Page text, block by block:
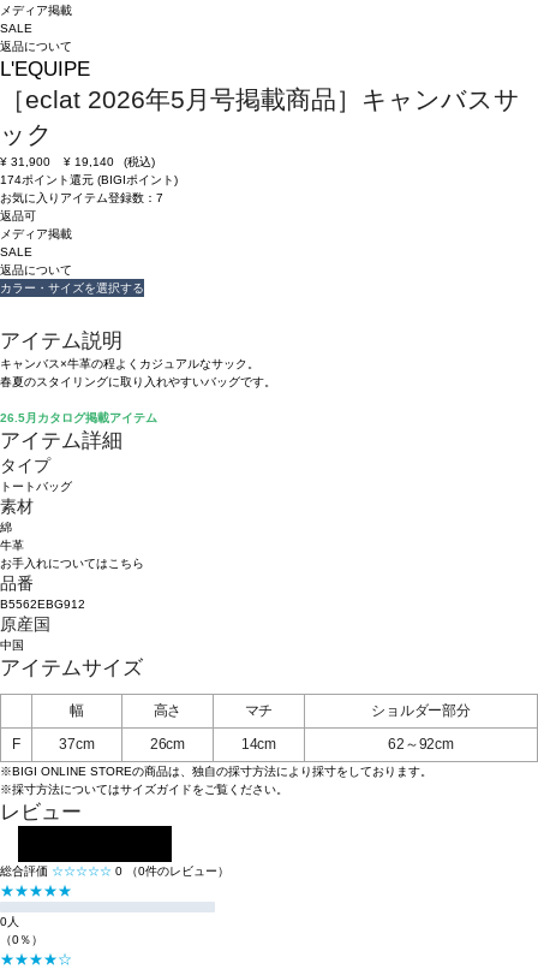
メディア掲載
SALE
返品について
L'EQUIPE
［eclat 2026年5月号掲載商品］キャンバスサ
ック
¥ 31,900 ¥ 19,140
(税込)
174ポイント還元 (BIGIポイント)
お気に入りアイテム登録数： 7
返品可
メディア掲載
SALE
返品について
カラー・サイズを選択する
アイテム説明
キャンバス×牛革の程よくカジュアルなサック。
春夏のスタイリングに取り入れやすいバッグです。
26.5月カタログ掲載アイテム
アイテム詳細
タイプ
トートバッグ
素材
綿
牛革
お手入れについてはこちら
品番
B5562EBG912
原産国
中国
アイテムサイズ
幅 高さ マチ
ショルダー部分
F
37cm 26cm 14cm 62～92cm
※BIGI ONLINE STOREの商品は、独自の採寸方法により採寸をしております。
※採寸方法についてはサイズガイドをご覧ください。
レビュー
総合評価 ☆☆☆☆☆ 0 （0件のレビュー）
★★★★★
0人
（0％）
★★★★☆